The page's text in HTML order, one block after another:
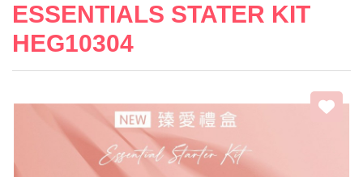
ESSENTIALS STATER KIT
HEG10304